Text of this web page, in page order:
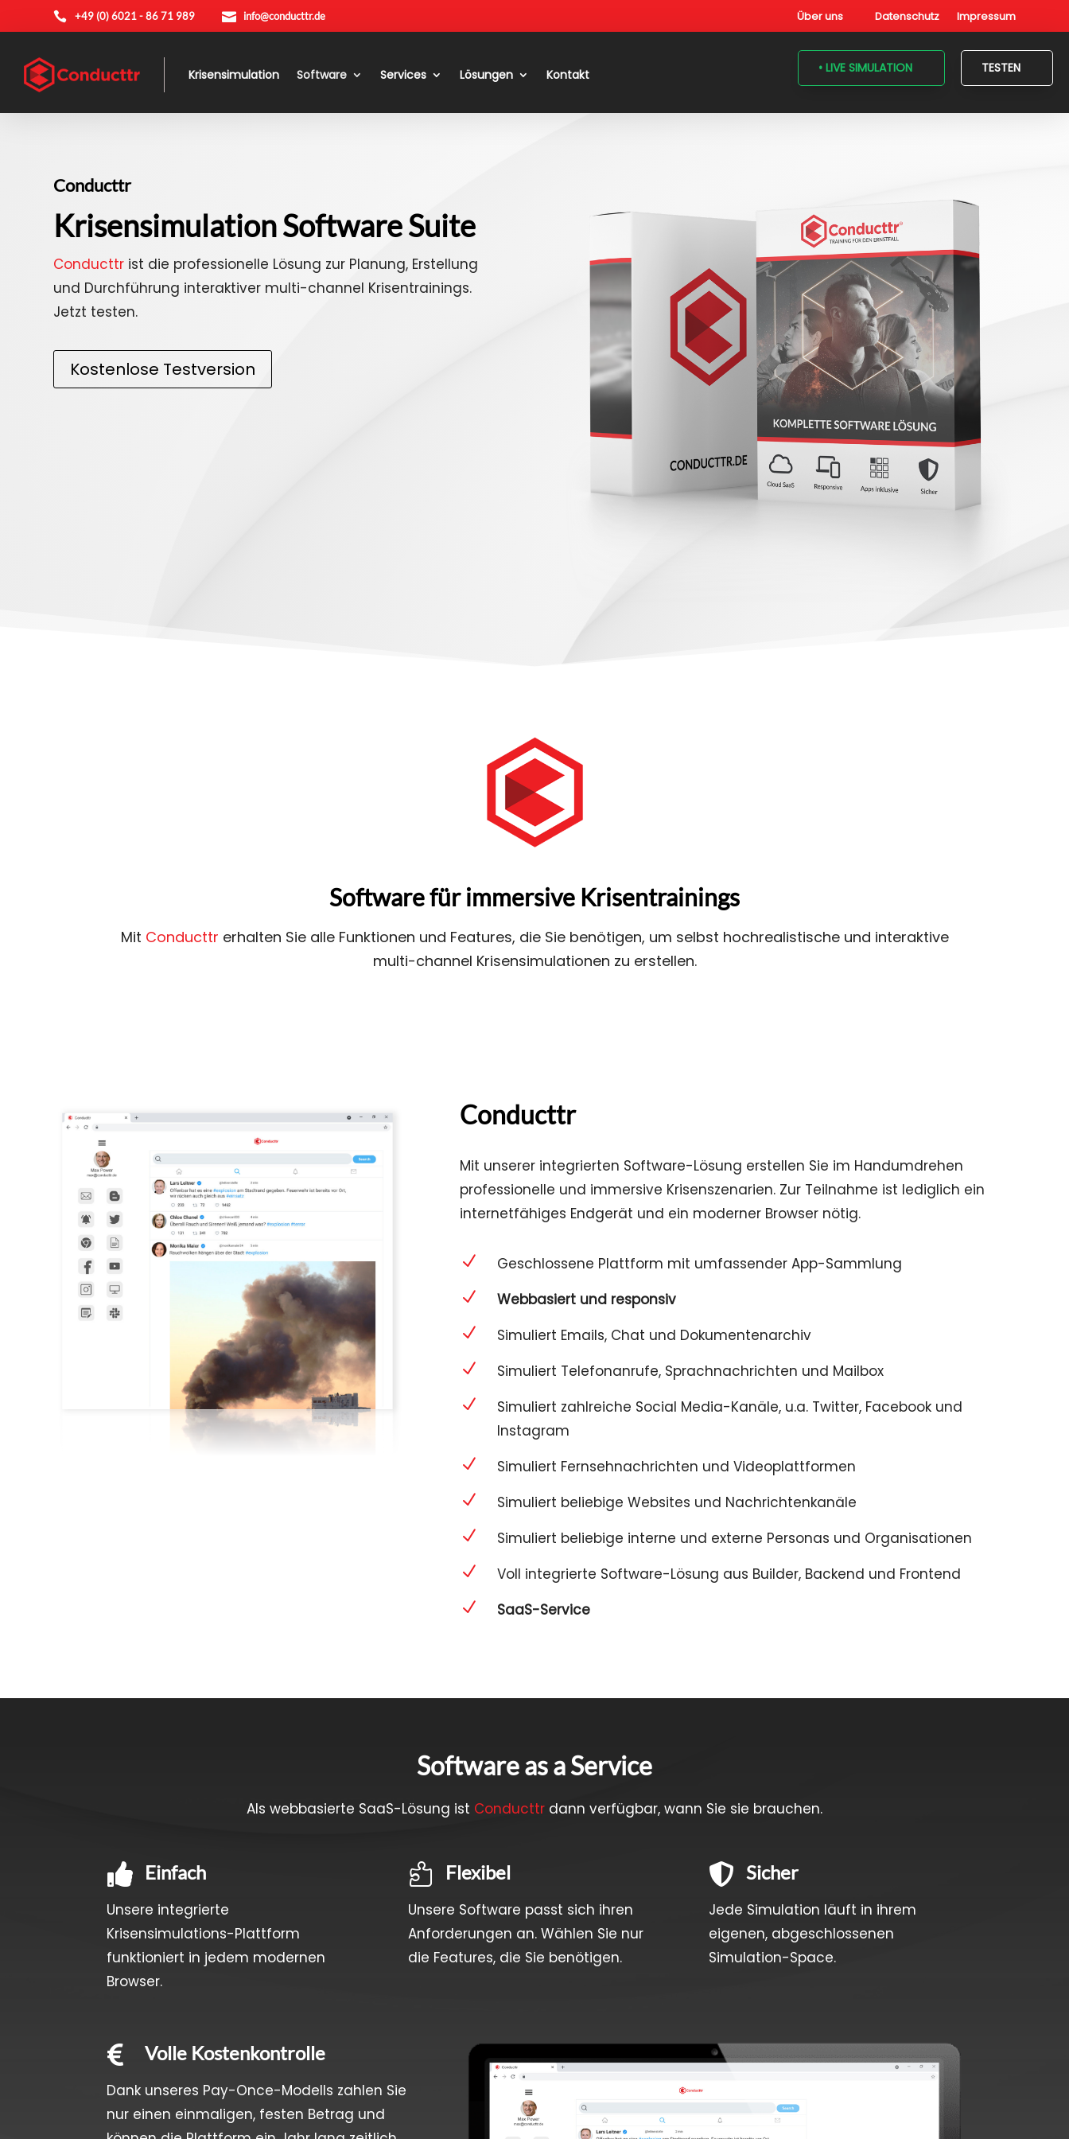
 +49 (0) 6021 - 86 71 989  info@conducttr.de Über uns Datenschutz Impressum
Krisensimulation Software Services Lösungen Kontakt • LIVE SIMULATION TESTEN
Conducttr
Krisensimulation Software Suite
Conducttr ist die professionelle Lösung zur Planung, Erstellung
und Durchführung interaktiver multi-channel Krisentrainings.
Jetzt testen.
Kostenlose Testversion
Software für immersive Krisentrainings
Mit Conducttr erhalten Sie alle Funktionen und Features, die Sie benötigen, um selbst hochrealistische und interaktive
multi-channel Krisensimulationen zu erstellen.
Conducttr
Mit unserer integrierten Software-Lösung erstellen Sie im Handumdrehen
professionelle und immersive Krisenszenarien. Zur Teilnahme ist lediglich ein
internetfähiges Endgerät und ein moderner Browser nötig.
N Geschlossene Plattform mit umfassender App-Sammlung
N Webbasiert und responsiv
N Simuliert Emails, Chat und Dokumentenarchiv
N Simuliert Telefonanrufe, Sprachnachrichten und Mailbox
N
Simuliert zahlreiche Social Media-Kanäle, u.a. Twitter, Facebook und
Instagram
N Simuliert Fernsehnachrichten und Videoplattformen
N Simuliert beliebige Websites und Nachrichtenkanäle
N Simuliert beliebige interne und externe Personas und Organisationen
N Voll integrierte Software-Lösung aus Builder, Backend und Frontend
N SaaS-Service
Software as a Service
Als webbasierte SaaS-Lösung ist Conducttr dann verfügbar, wann Sie sie brauchen.
 Einfach
Unsere integrierte
Krisensimulations-Plattform
funktioniert in jedem modernen
Browser.
 Flexibel
Unsere Software passt sich ihren
Anforderungen an. Wählen Sie nur
die Features, die Sie benötigen.
 Sicher
Jede Simulation läuft in ihrem
eigenen, abgeschlossenen
Simulation-Space.
 Volle Kostenkontrolle
Dank unseres Pay-Once-Modells zahlen Sie
nur einen einmaligen, festen Betrag und